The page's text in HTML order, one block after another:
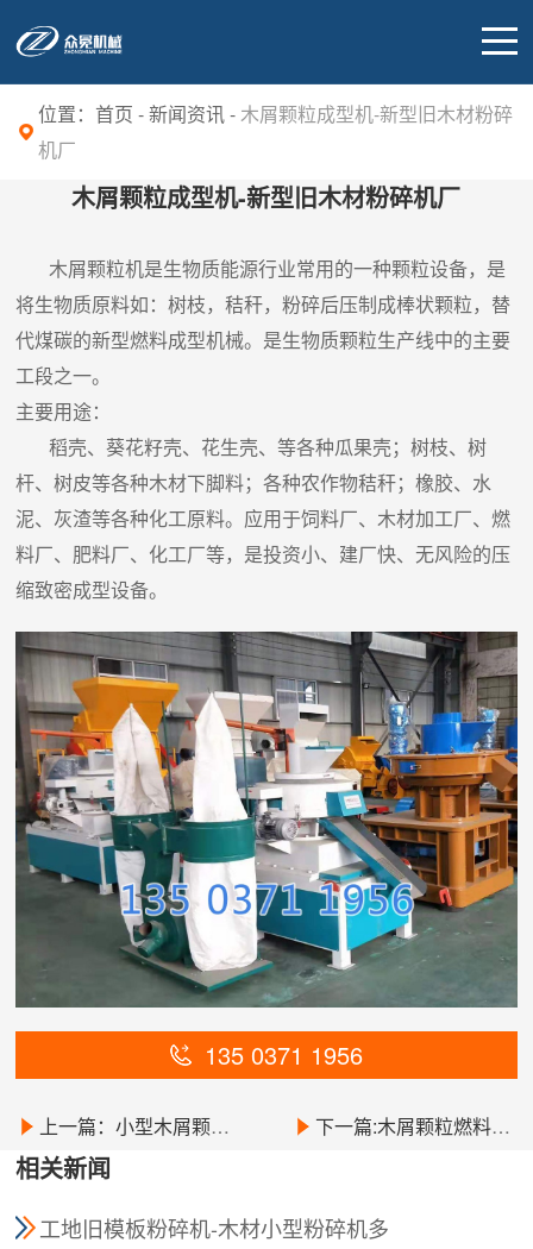
位置： 首页 -新闻资讯- 木屑颗粒成型机-新型旧木材粉碎
机厂
木屑颗粒成型机-新型旧木材粉碎机厂
木屑颗粒机是生物质能源行业常用的一种颗粒设备，是
将生物质原料如：树枝，秸秆，粉碎后压制成棒状颗粒，替
代煤碳的新型燃料成型机械。是生物质颗粒生产线中的主要
工段之一。
主要用途：
稻壳、葵花籽壳、花生壳、等各种瓜果壳；树枝、树
杆、树皮等各种木材下脚料；各种农作物秸秆；橡胶、水
泥、灰渣等各种化工原料。应用于饲料厂、木材加工厂、燃
料厂、肥料厂、化工厂等，是投资小、建厂快、无风险的压
缩致密成型设备。
135 0371 1956
上一篇：小型木屑颗粒机-大型木材破碎设备 下一篇:木屑颗粒燃料机-木料破碎机厂家
相关新闻
工地旧模板粉碎机-木材小型粉碎机多